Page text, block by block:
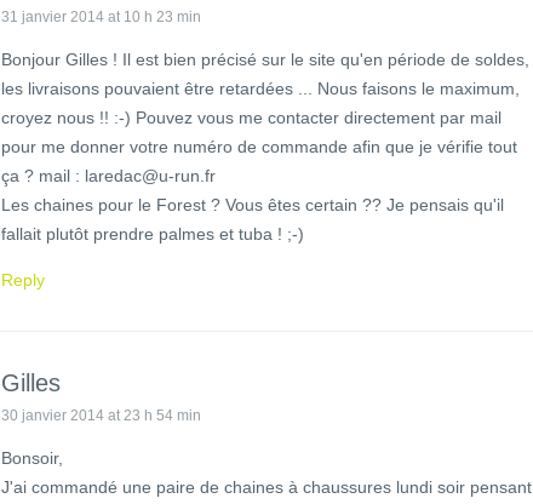
31 janvier 2014 at 10 h 23 min
Bonjour Gilles ! Il est bien précisé sur le site qu'en période de soldes,
les livraisons pouvaient être retardées ... Nous faisons le maximum,
croyez nous !! :-) Pouvez vous me contacter directement par mail
pour me donner votre numéro de commande afin que je vérifie tout
ça ? mail : laredac@u-run.fr
Les chaines pour le Forest ? Vous êtes certain ?? Je pensais qu'il
fallait plutôt prendre palmes et tuba ! ;-)
Reply
Gilles
30 janvier 2014 at 23 h 54 min
Bonsoir,
J'ai commandé une paire de chaines à chaussures lundi soir pensant